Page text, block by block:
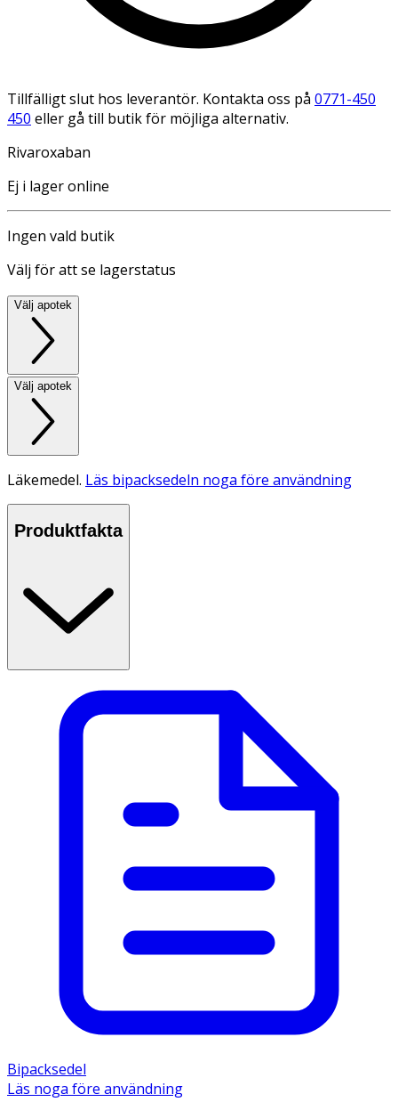
Tillfälligt slut hos leverantör. Kontakta oss på 0771-450
450 eller gå till butik för möjliga alternativ.
Rivaroxaban
Ej i lager online
Ingen vald butik
Välj för att se lagerstatus
Välj apotek
Välj apotek
Läkemedel. Läs bipacksedeln noga före användning
Produktfakta
Bipacksedel
Läs noga före användning